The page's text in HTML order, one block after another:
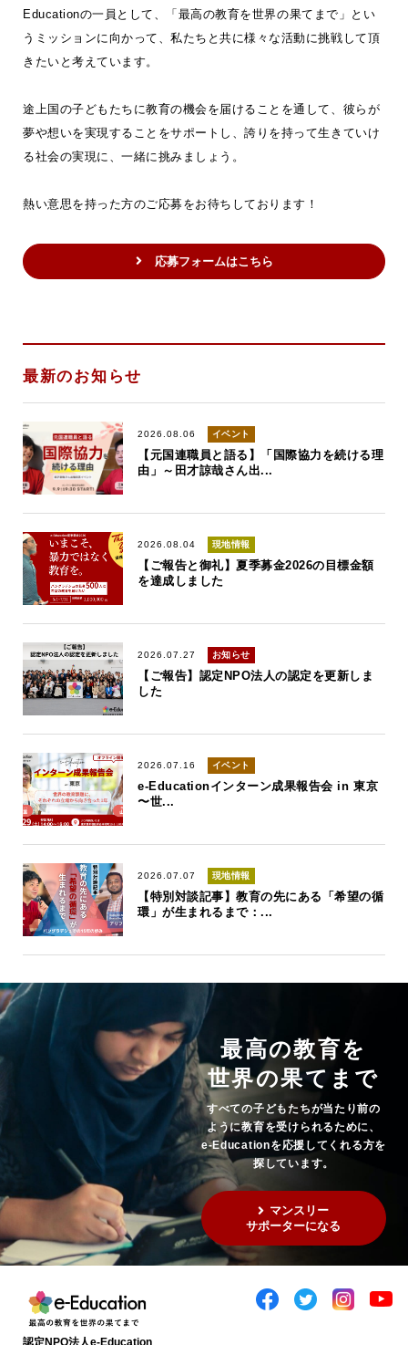
Educationの一員として、「最高の教育を世界の果てまで」とい
うミッションに向かって、私たちと共に様々な活動に挑戦して頂
きたいと考えています。
途上国の子どもたちに教育の機会を届けることを通して、彼らが
夢や想いを実現することをサポートし、誇りを持って生きていけ
る社会の実現に、一緒に挑みましょう。
熱い意思を持った方のご応募をお待ちしております！
応募フォームはこちら
最新のお知らせ
2026.08.06 イベント
【元国連職員と語る】「国際協力を続ける理
由」～田才諒哉さん出...
2026.08.04 現地情報
【ご報告と御礼】夏季募金2026の目標金額
を達成しました
2026.07.27 お知らせ
【ご報告】認定NPO法人の認定を更新しま
した
2026.07.16 イベント
e-Educationインターン成果報告会 in 東京
〜世...
2026.07.07 現地情報
【特別対談記事】教育の先にある「希望の循
環」が生まれるまで：...
最高の教育を
世界の果てまで
すべての子どもたちが当たり前の
ように教育を受けられるために、
e-Educationを応援してくれる方を
探しています。
マンスリー
サポーターになる
認定NPO法人e-Education